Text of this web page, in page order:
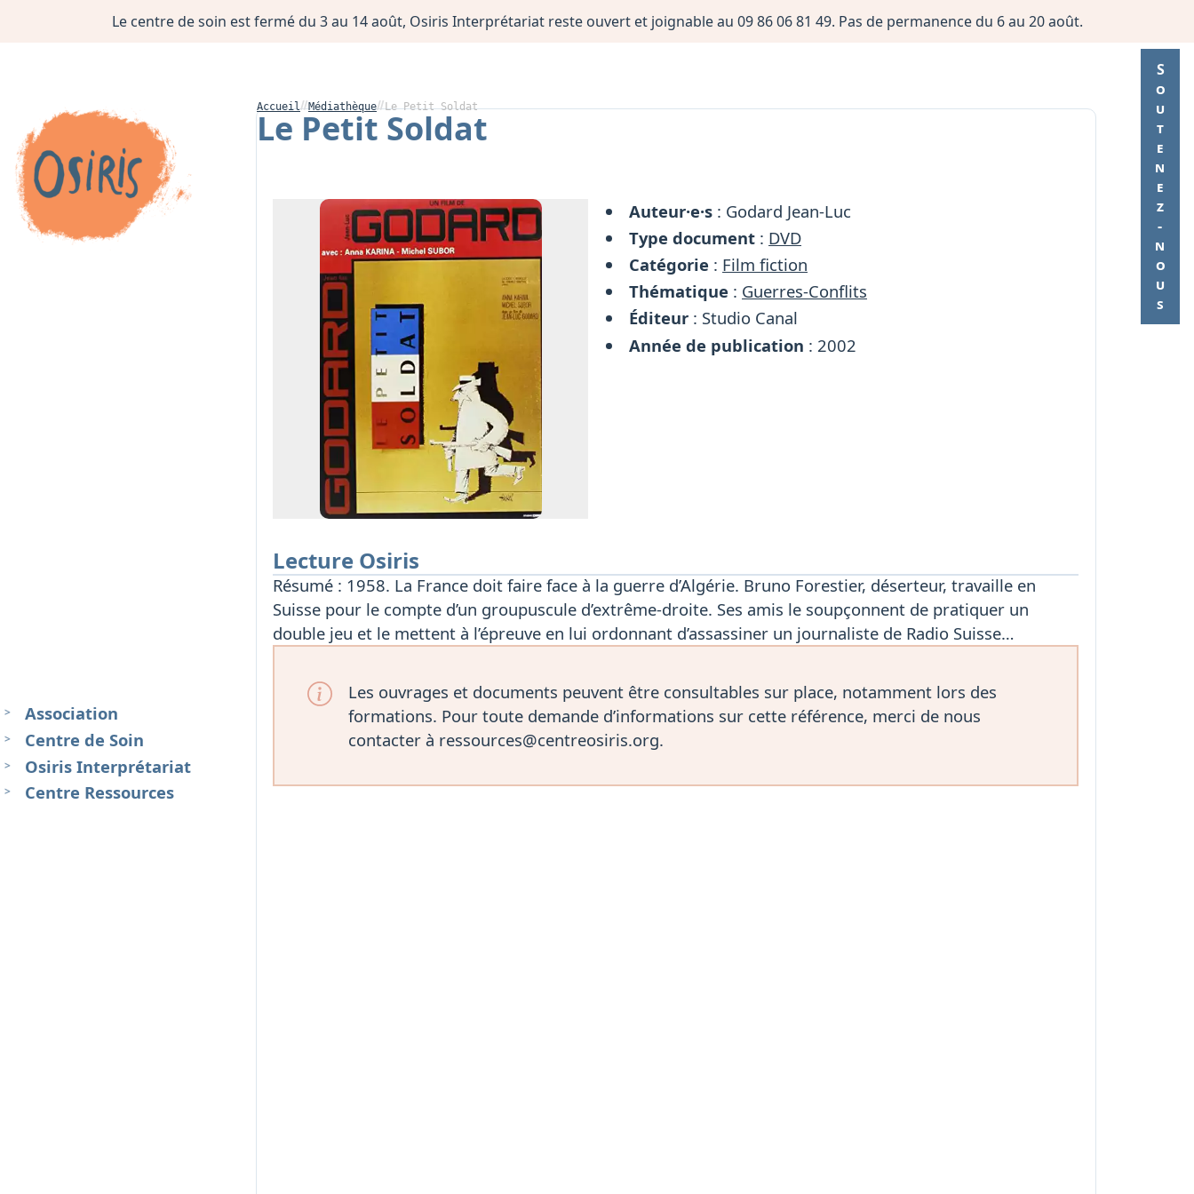
Le centre de soin est fermé du 3 au 14 août, Osiris Interprétariat reste ouvert et joignable au 09 86 06 81 49. Pas de permanence du 6 au 20 août.
Soutenez-nous
Association
Centre de Soin
Osiris Interprétariat
Centre Ressources
Accueil Médiathèque Le Petit Soldat
Le Petit Soldat
Auteur·e·s : Godard Jean-Luc
Type document : DVD
Catégorie : Film fiction
Thématique : Guerres-Conflits
Éditeur : Studio Canal
Année de publication : 2002
Lecture Osiris
Résumé : 1958. La France doit faire face à la guerre d’Algérie. Bruno Forestier, déserteur, travaille en
Suisse pour le compte d’un groupuscule d’extrême-droite. Ses amis le soupçonnent de pratiquer un
double jeu et le mettent à l’épreuve en lui ordonnant d’assassiner un journaliste de Radio Suisse…
Les ouvrages et documents peuvent être consultables sur place, notamment lors des
formations. Pour toute demande d’informations sur cette référence, merci de nous
contacter à ressources@centreosiris.org.